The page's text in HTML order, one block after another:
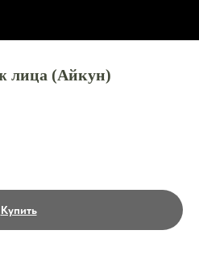
лица (Айкун)
Купить